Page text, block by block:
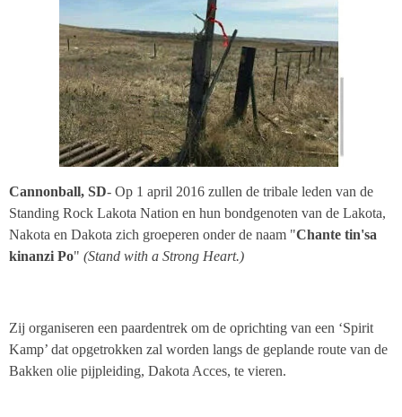
Cannonball, SD- Op 1 april 2016 zullen de tribale leden van de
Standing Rock Lakota Nation en hun bondgenoten van de Lakota,
Nakota en Dakota zich groeperen onder de naam "Chante tin'sa
kinanzi Po" (Stand with a Strong Heart.)
Zij organiseren een paardentrek om de oprichting van een ‘Spirit
Kamp’ dat opgetrokken zal worden langs de geplande route van de
Bakken olie pijpleiding, Dakota Acces, te vieren.